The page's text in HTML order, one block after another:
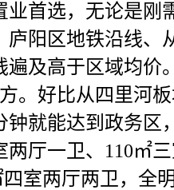
业首选，无论是刚
庐阳区地铁沿线、
遍及高于区域均价
。好比从四里河
钟就能达到政务区
两厅一卫、110㎡
四室两厅两卫，全